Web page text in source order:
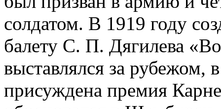
солдатом. В 1919 году
балету С. П. Дягилева
выставлялся за рубежом,
присуждена премия